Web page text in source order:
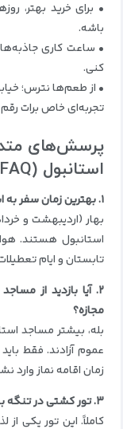
• برای خرید بهتر،
باشه.
• ساعت کاری
کنی.
• از طعم‌ها نترس؛
تجربه‌ای خاص برات
پرسش‌های
استانبول (FAQ)
۱. بهترین زمان سفر به استانبول چه فصلی از سال است؟
بهار (اردیبهشت و
استانبول هستند.
تابستان و ایام
۲. آیا بازدید از
مجازه؟
بله، بیشتر مساجد
عموم آزادند. فقط
زمان اقامه نماز وارد
۳. تور کشتی در تنگه بسفر ارزش داره؟
کاملاً. این تور یکی